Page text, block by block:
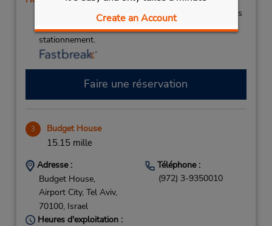
Create an Account
Si vous arrivez, le comptoir de location se trouve dans
stationnement.
Faire une réservation
3 Budget House
15.15 mille
Adresse :
Budget House,
Airport City, Tel Aviv,
70100, Israel
Téléphone :
(972) 3-9350010
Heures d'exploitation :